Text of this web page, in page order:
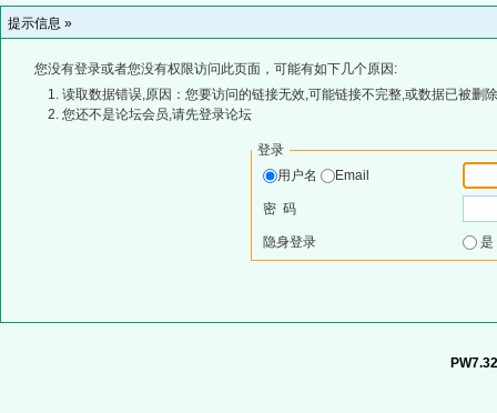
提示信息 »
您没有登录或者您没有权限访问此页面，可能有如下几个原因:
读取数据错误,原因：您要访问的链接无效,可能链接不完整,或数据已被删
您还不是论坛会员,请先登录论坛
登录
用户名
Email
密 码
隐身登录